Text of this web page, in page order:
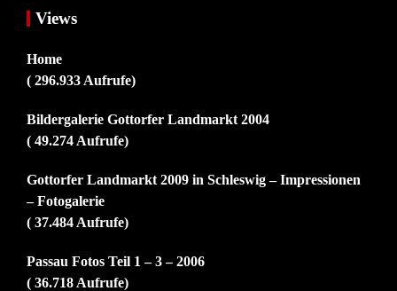
Views
Home
( 296.933 Aufrufe)
Bildergalerie Gottorfer Landmarkt 2004
( 49.274 Aufrufe)
Gottorfer Landmarkt 2009 in Schleswig – Impressionen
– Fotogalerie
( 37.484 Aufrufe)
Passau Fotos Teil 1 – 3 – 2006
( 36.718 Aufrufe)